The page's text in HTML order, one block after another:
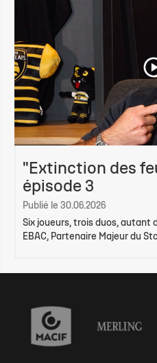
"Extinction des
épisode 3
Publié le 30.06.2026
Six joueurs, trois duos, autant
EBAC, Partenaire Majeur du